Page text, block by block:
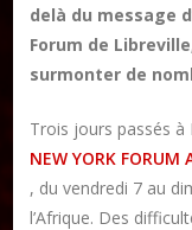
Publier un article
delà du message
Forum de
surmonter de
Trois jours passés à
NEW YORK FORUM
, du vendredi 7 au
l’Afrique. Des